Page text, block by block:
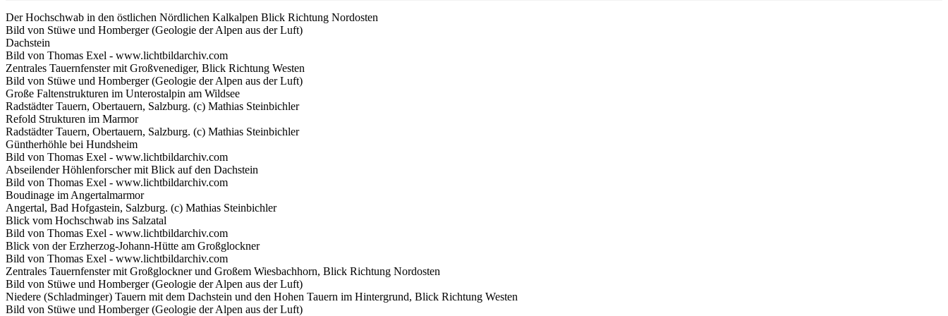
Der Hochschwab in den östlichen Nördlichen Kalkalpen Blick Richtung Nordosten
Bild von Stüwe und Homberger (Geologie der Alpen aus der Luft)
Dachstein
Bild von Thomas Exel - www.lichtbildarchiv.com
Zentrales Tauernfenster mit Großvenediger, Blick Richtung Westen
Bild von Stüwe und Homberger (Geologie der Alpen aus der Luft)
Große Faltenstrukturen im Unterostalpin am Wildsee
Radstädter Tauern, Obertauern, Salzburg. (c) Mathias Steinbichler
Refold Strukturen im Marmor
Radstädter Tauern, Obertauern, Salzburg. (c) Mathias Steinbichler
Güntherhöhle bei Hundsheim
Bild von Thomas Exel - www.lichtbildarchiv.com
Abseilender Höhlenforscher mit Blick auf den Dachstein
Bild von Thomas Exel - www.lichtbildarchiv.com
Boudinage im Angertalmarmor
Angertal, Bad Hofgastein, Salzburg. (c) Mathias Steinbichler
Blick vom Hochschwab ins Salzatal
Bild von Thomas Exel - www.lichtbildarchiv.com
Blick von der Erzherzog-Johann-Hütte am Großglockner
Bild von Thomas Exel - www.lichtbildarchiv.com
Zentrales Tauernfenster mit Großglockner und Großem Wiesbachhorn, Blick Richtung Nordosten
Bild von Stüwe und Homberger (Geologie der Alpen aus der Luft)
Niedere (Schladminger) Tauern mit dem Dachstein und den Hohen Tauern im Hintergrund, Blick Richtung Westen
Bild von Stüwe und Homberger (Geologie der Alpen aus der Luft)